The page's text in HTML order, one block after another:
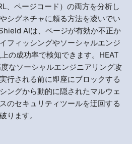
、ページコード）の両方を分析し
シグネチャに頼る方法を凌いでい
AIは、ページが有効か不正か
フィッシングやソーシャルエンジ
の成功率で検知できます。HEAT
なソーシャルエンジニアリング攻
行される前に即座にブロックする
ングから動的に隠されたマルウェ
のセキュリティツールを迂回する
ります。